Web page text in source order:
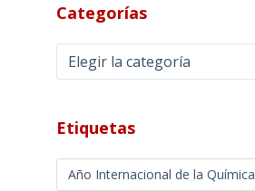
Categorías
Categorías
Etiquetas
Año Internacional de la Química